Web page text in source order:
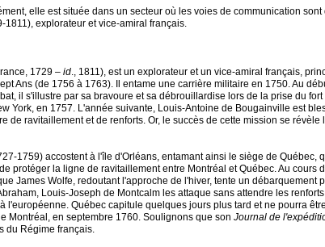
elle est située dans un secteur où les voies de communication
explorateur et vice-amiral français.
1729 – id., 1811), est un explorateur et un vice-amiral français,
Ans (de 1756 à 1763). Il entame une carrière militaire en 1750. Au
il s'illustre par sa bravoure et sa débrouillardise lors de la prise du
York, en 1757. L'année suivante, Louis-Antoine de Bougainville est
de ravitaillement et de renforts. Or, le succès de cette mission se
1759) accostent à l'île d'Orléans, entamant ainsi le siège de
protéger la ligne de ravitaillement entre Montréal et Québec. Au
James Wolfe, redoutant l'approche de l'hiver, tente un
Louis-Joseph de Montcalm les attaque sans attendre les
Québec capitule quelques jours plus tard et ne pourra
Montréal, en septembre 1760. Soulignons que son Journal de
du Régime français.